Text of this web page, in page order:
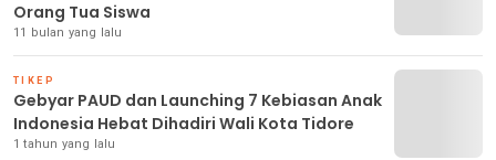
Orang Tua Siswa
11 bulan yang lalu
TIKEP
Gebyar PAUD dan Launching 7 Kebiasan Anak
Indonesia Hebat Dihadiri Wali Kota Tidore
1 tahun yang lalu